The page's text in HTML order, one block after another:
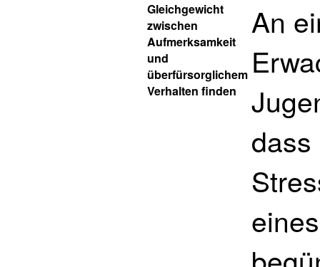
Gleichgewicht
zwischen
Aufmerksamkeit
und
überfürsorglichem
Verhalten finden
An